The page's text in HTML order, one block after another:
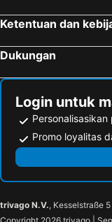
Ketentuan dan
Dukungan
Login untuk
Promo loyalitas
trivago N.V., Kesselstraße